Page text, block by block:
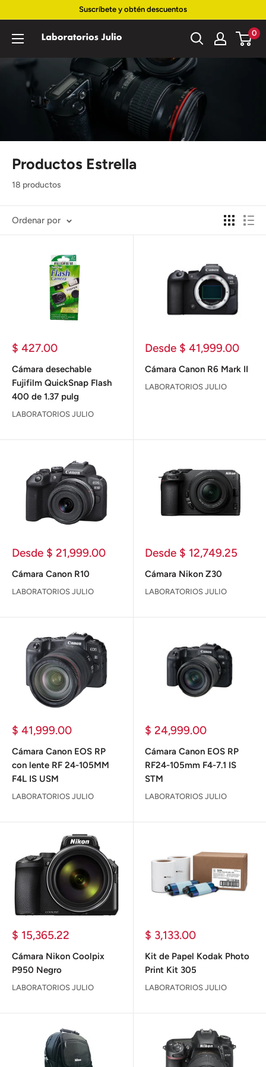
contenido
Suscríbete y obtén descuentos
Laboratorios
0
Productos Estrella
18 productos
Ordenar por
Precio
venta
$ 427.00
Cámara desechable
Fujifilm QuickSnap Flash
400 de 1.37 pulg
LABORATORIOS JULIO
Precio
venta
Desde $ 41,999.00
Cámara Canon R6 Mark II
LABORATORIOS JULIO
Precio
venta
Desde $ 21,999.00
Cámara Canon R10
LABORATORIOS JULIO
Precio
venta
Desde $ 12,749.25
Cámara Nikon Z30
LABORATORIOS JULIO
Precio
venta
$ 41,999.00
Cámara Canon EOS RP
con lente RF 24-105MM
F4L IS USM
LABORATORIOS JULIO
Precio
venta
$ 24,999.00
Cámara Canon EOS RP
RF24-105mm F4-7.1 IS
STM
LABORATORIOS JULIO
Precio
venta
$ 15,365.22
Cámara Nikon Coolpix
P950 Negro
LABORATORIOS JULIO
Precio
venta
$ 3,133.00
Kit de Papel Kodak Photo
Print Kit 305
LABORATORIOS JULIO